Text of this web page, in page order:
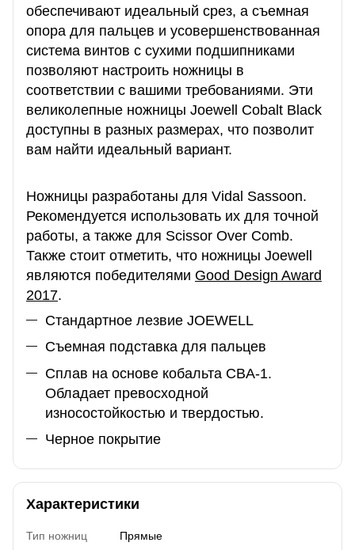
обеспечивают идеальный срез, а съемная
опора для пальцев и усовершенствованная
система винтов с сухими подшипниками
позволяют настроить ножницы в
соответствии с вашими требованиями. Эти
великолепные ножницы Joewell Cobalt Black
доступны в разных размерах, что позволит
вам найти идеальный вариант.
Ножницы разработаны для Vidal Sassoon.
Рекомендуется использовать их для точной
работы, а также для Scissor Over Comb.
Также стоит отметить, что ножницы Joewell
являются победителями Good Design Award
2017.
Стандартное лезвие JOEWELL
Съемная подставка для пальцев
Сплав на основе кобальта CBA-1.
Обладает превосходной
износостойкостью и твердостью.
Черное покрытие
Характеристики
Тип ножниц
Прямые